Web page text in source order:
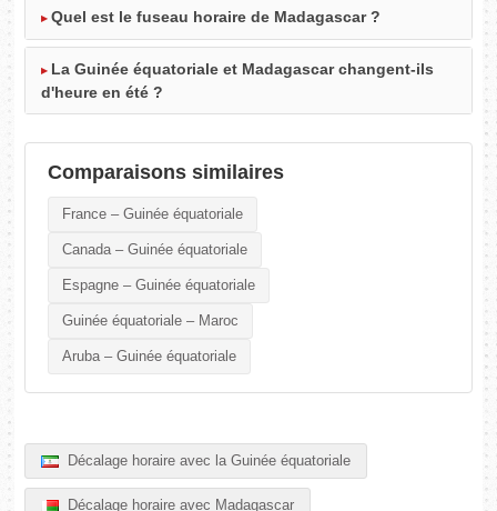
Quel est le fuseau horaire de Madagascar ?
La Guinée équatoriale et Madagascar changent-ils
d'heure en été ?
Comparaisons similaires
France – Guinée équatoriale
Canada – Guinée équatoriale
Espagne – Guinée équatoriale
Guinée équatoriale – Maroc
Aruba – Guinée équatoriale
Décalage horaire avec la Guinée équatoriale
Décalage horaire avec Madagascar